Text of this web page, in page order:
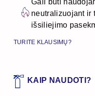
Gali būti
neutralizuojant ir
išsiliejimo
TURITE KLAUSIMŲ?
KAIP NAUDOTI?